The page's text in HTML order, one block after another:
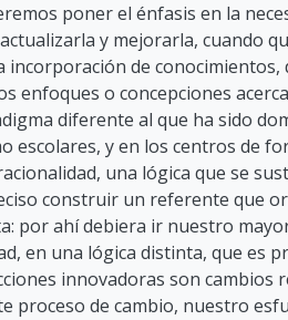
poner el énfasis en la
y mejorarla, cuando
incorporación de
enfoques o concepciones
diferente al que ha sido
escolares, y en los centros de
una lógica que se
construir un referente que
por ahí debiera ir nuestro
en una lógica distinta, que es
innovadoras son
proceso de cambio, nuestro